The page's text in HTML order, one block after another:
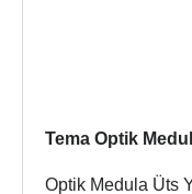
Tema Optik
Optik Medula Üts